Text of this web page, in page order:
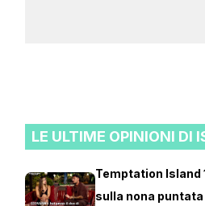
LE ULTIME OPINIONI DI
Temptation Island
sulla nona puntata